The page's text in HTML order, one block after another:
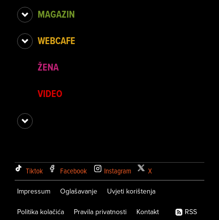
MAGAZIN
WEBCAFE
ŽENA
VIDEO
Tiktok Facebook Instagram X
Impressum Oglašavanje Uvjeti korištenja
Politika kolačića Pravila privatnosti Kontakt RSS